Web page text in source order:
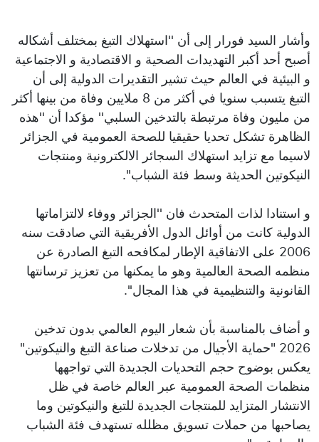
وأشار السيد فورار إلى أن ''استهلاك التبغ بمختلف أشكاله
أصبح أحد أكبر التهديدات الصحية و الاقتصادية و الاجتماعية
و البيئية في العالم حيث تشير التقديرات الدولية إلى أن
التبغ يتسبب سنويا في أكثر من 8 ملايين وفاة من بينها أكثر
من مليون وفاة مرتبطة بالتدخين السلبي'' مؤكدا أن ''هذه
الظاهرة تشكل تحديا حقيقيا للصحة العمومية في الجزائر
لاسيما مع تزايد استهلاك السجائر الالكترونية ومنتجات
النيكوتين الحديثة وسط فئة الشباب''.
و استنادا لذات المتحدث فان ''الجزائر ووفاء لالتزاماتها
الدولية كانت من أوائل الدول الأفريقية التي صادقت سنه
2006 على الاتفاقية الإطار لمكافحه التبغ الصادرة عن
منظمه الصحة العالمية وهو ما يمكنها من تعزيز ترسانتها
القانونية والتنظيمية في هذا المجال''.
و أضاف بالمناسبة بأن شعار اليوم العالمي بدون تدخين
2026 "حماية الأجيال من تدخلات صناعة التبغ والنيكوتين"
يعكس بوضوح حجم التحديات الجديدة التي تواجهها
منظمات الصحة العمومية عبر العالم خاصة في ظل
الانتشار المتزايد للمنتجات الجديدة للتبغ والنيكوتين وما
يصاحبها من حملات تسويق مظلله تستهدف فئة الشباب